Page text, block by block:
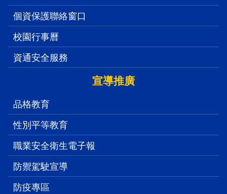
個資保護聯絡窗口
校園行事曆
資通安全服務
宣導推廣
品格教育
性別平等教育
職業安全衛生電子報
防禦駕駛宣導
防疫專區